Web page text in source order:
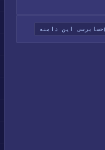
حسابرسی این دامنه